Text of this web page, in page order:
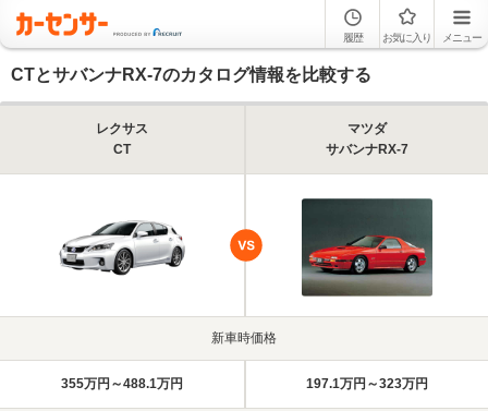
履歴 お気に入り メニュー
CTとサバンナRX-7のカタログ情報を比較する
レクサス
CT
マツダ
サバンナRX-7
新車時価格
355万円～488.1万円 197.1万円～323万円